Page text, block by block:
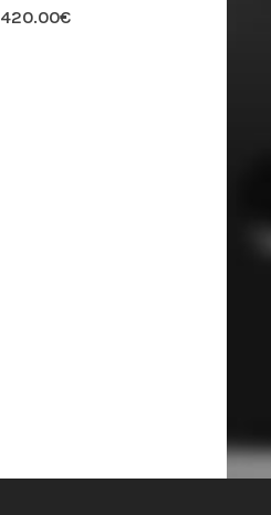
420.00€